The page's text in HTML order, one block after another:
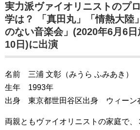
実力派ヴァイオリニストのプ
学は？ 「真田丸」「情熱大陸
のない音楽会」(2020年6月6日
10日)に出演
名前 三浦 文彰（みうら ふみあき）
生年 1993年
出身 東京都世田谷区出身 ウィーン
両親ともヴァイオリニストの家庭で、